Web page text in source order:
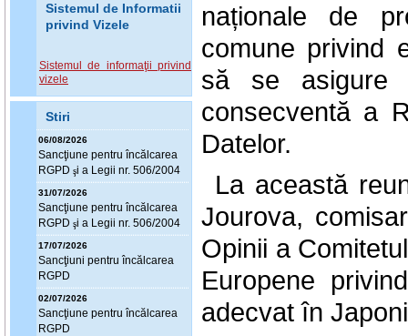
Sistemul de Informatii
privind Vizele
Sistemul de informaţii privind
vizele
Stiri
06/08/2026
Sancţiune pentru încălcarea
RGPD şi a Legii nr. 506/2004
31/07/2026
Sancţiune pentru încălcarea
RGPD şi a Legii nr. 506/2004
17/07/2026
Sancţiuni pentru încălcarea
RGPD
02/07/2026
Sancţiune pentru încălcarea
RGPD
naționale de
comune privind
să se asigure
consecventă a
Datelor.
La această
Jourova,
Opinii a
Europene
adecvat în